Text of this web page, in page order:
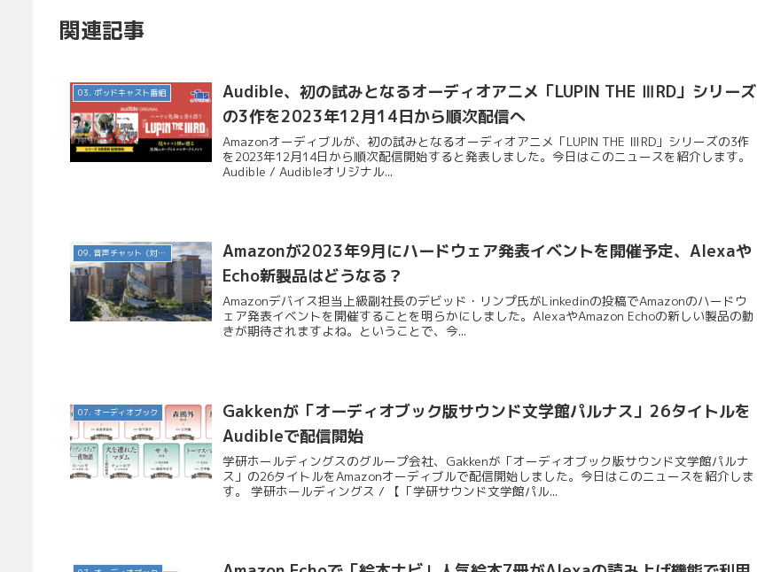
関連記事
03. ポッドキャスト番組
Audible、初の試みとなるオーディオアニメ「LUPIN THE ⅢRD」シリーズ
の3作を2023年12月14日から順次配信へ
Amazonオーディブルが、初の試みとなるオーディオアニメ「LUPIN THE ⅢRD」シリーズの3作
を2023年12月14日から順次配信開始すると発表しました。今日はこのニュースを紹介します。
Audible / Audibleオリジナル...
09. 音声チャット（対話AI）
Amazonが2023年9月にハードウェア発表イベントを開催予定、Alexaや
Echo新製品はどうなる？
Amazonデバイス担当上級副社長のデビッド・リンプ氏がLinkedinの投稿でAmazonのハードウ
ェア発表イベントを開催することを明らかにしました。AlexaやAmazon Echoの新しい製品の動
きが期待されますよね。ということで、今...
07. オーディオブック
Gakkenが「オーディオブック版サウンド文学館パルナス」26タイトルを
Audibleで配信開始
学研ホールディングスのグループ会社、Gakkenが「オーディオブック版サウンド文学館パルナ
ス」の26タイトルをAmazonオーディブルで配信開始しました。今日はこのニュースを紹介しま
す。 学研ホールディングス / 【「学研サウンド文学館パル...